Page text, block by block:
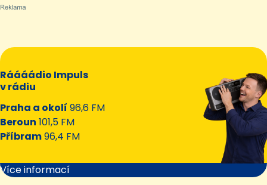
Ráááádio Impuls
v rádiu
Praha a okolí 96,6 FM
Beroun 101,5 FM
Příbram96,4 FM
Více informací